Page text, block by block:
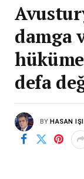
damga
defa
BY HASAN